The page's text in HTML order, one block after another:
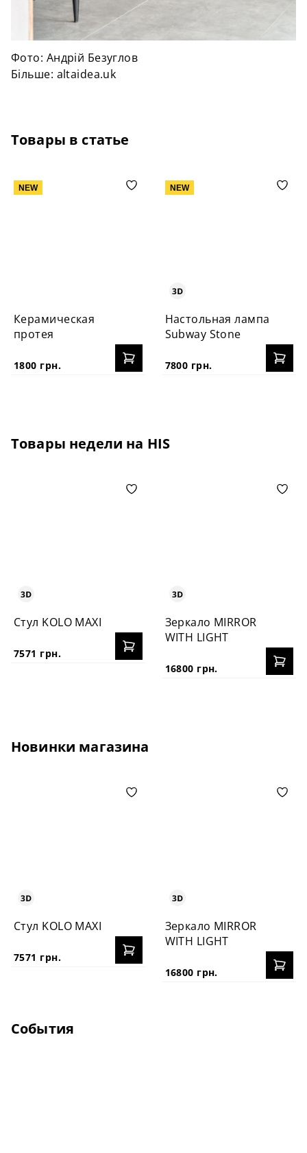
Фото: Андрій Безуглов
Більше: altaidea.uk
Товары в статье
NEW
Керамическая
протея
1800 грн.
NEW
Настольная лампа
Subway Stone
7800 грн.
Товары недели на HIS
Стул KOLO MAXI
7571 грн.
Зеркало MIRROR
WITH LIGHT
16800 грн.
Новинки магазина
Стул KOLO MAXI
7571 грн.
Зеркало MIRROR
WITH LIGHT
16800 грн.
События